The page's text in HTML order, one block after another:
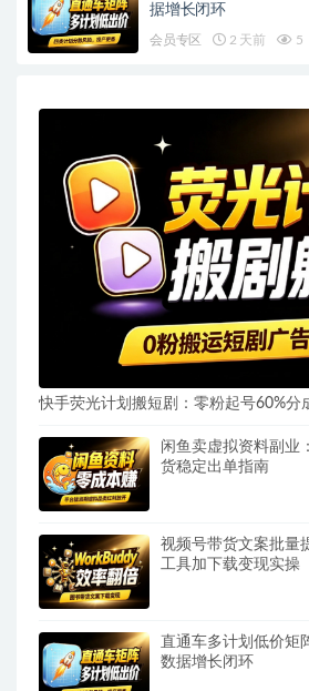
据增长闭环
会员专区 2 天前 5
快手荧光计划搬短剧：零粉起号60%分
闲鱼卖虚拟资料副业
货稳定出单指南
视频号带货文案批量
工具加下载变现实操
直通车多计划低价矩
数据增长闭环